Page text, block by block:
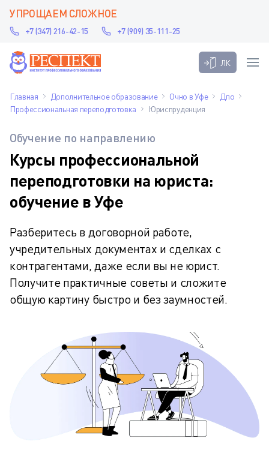
УПРОЩАЕМ СЛОЖНОЕ
+7 (347) 216-42-15 +7 (909) 35-111-25
ЛК
Главная Дополнительное образование Очно в Уфе
Дпо
Профессиональная переподготовка
Юриспруденция
Обучение по направлению
Курсы профессиональной
переподготовки на юриста:
обучение в Уфе
Разберитесь в договорной работе,
учредительных документах и сделках с
контрагентами, даже если вы не юрист.
Получите практичные советы и сложите
общую картину быстро и без заумностей.